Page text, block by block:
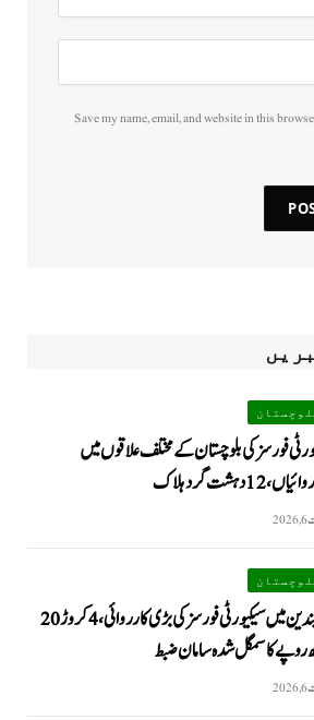
Save my name, email, and website in this
فورسز کی بلوچستان کے مختلف علاقوں میں
، 12 دہشت گرد ہلاک
دالبندین میں سیکیورٹی فورسز کی بڑی کارروائی، 4 کروڑ 20
روپے کا سمگل شدہ سامان ضبط